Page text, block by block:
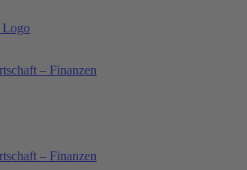
– Finanzen
– Finanzen